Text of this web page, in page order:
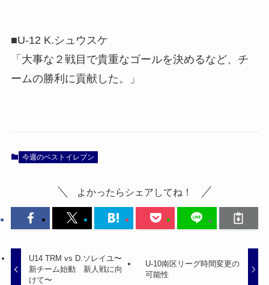
■U-12 K.シュウスケ
「大事な２戦目で貴重なゴールを決めるなど、チ
ームの勝利に貢献した。」
今週のベストイレブン
よかったらシェアしてね！
U14 TRM vs D.ソレイユ〜
新チーム始動 新人戦に向
けて〜
U-10南区リーグ時間変更の
可能性